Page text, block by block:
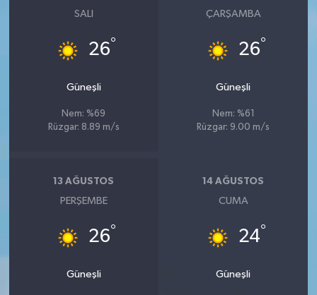
SALI
26°
Güneşli
Nem: %69
Rüzgar: 8.89 m/s
ÇARŞAMBA
26°
Güneşli
Nem: %61
Rüzgar: 9.00 m/s
13 AĞUSTOS
PERŞEMBE
26°
Güneşli
14 AĞUSTOS
CUMA
24°
Güneşli